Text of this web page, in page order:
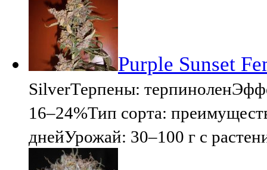
Purple Sunset
SilverТерпены:
16–24%Тип сорта:
днейУрожай: 30–100 г с